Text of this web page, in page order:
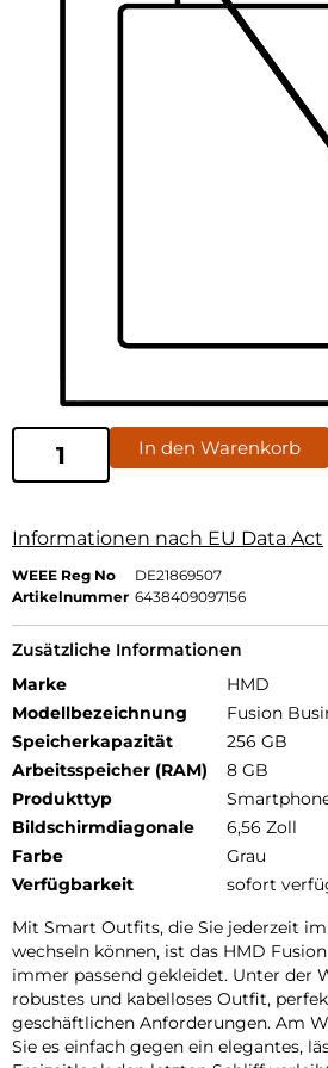
In den Warenkorb
Informationen nach EU Data Act
WEEE Reg No
DE21869507
Artikelnummer 6438409097156
Zusätzliche Informationen
Marke
HMD
Modellbezeichnung
Fusion
Speicherkapazität
256 GB
Arbeitsspeicher (RAM)
8 GB
Produkttyp
Bildschirmdiagonale
6,56 Zoll
Farbe
Grau
Verfügbarkeit
sofort
Mit Smart Outfits, die Sie jederzeit
wechseln können, ist das HMD
immer passend gekleidet. Unter der
robustes und kabelloses Outfit,
geschäftlichen Anforderungen. Am
Sie es einfach gegen ein elegantes,